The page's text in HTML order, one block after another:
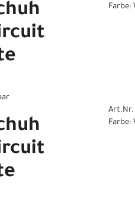
Farbe:
Art.Nr.
Farbe: